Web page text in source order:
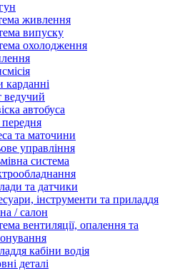
живлення
випуску
охолодження
карданні
ведучий
автобуса
передня
та маточини
управління
система
та датчики
інструменти та приладдя
/ салон
вентиляції, опалення та
кабіни водія
деталі